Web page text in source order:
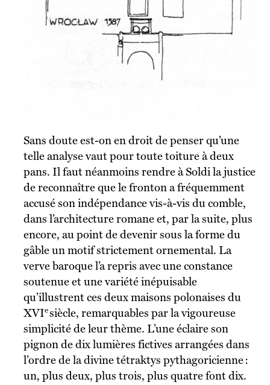
Sans doute est-on en droit de penser qu’une
telle analyse vaut pour toute toiture à deux
pans. Il faut néanmoins rendre à Soldi la justice
de reconnaître que le fronton a fréquemment
accusé son indépendance vis-à-vis du comble,
dans l’architecture romane et, par la suite, plus
encore, au point de devenir sous la forme du
gâble un motif strictement ornemental. La
verve baroque l’a repris avec une constance
soutenue et une variété inépuisable
qu’illustrent ces deux maisons polonaises du
XVIesiècle, remarquables par la vigoureuse
simplicité de leur thème. L’une éclaire son
pignon de dix lumières fictives arrangées dans
l’ordre de la divine tétraktys pythagoricienne :
un, plus deux, plus trois, plus quatre font dix.